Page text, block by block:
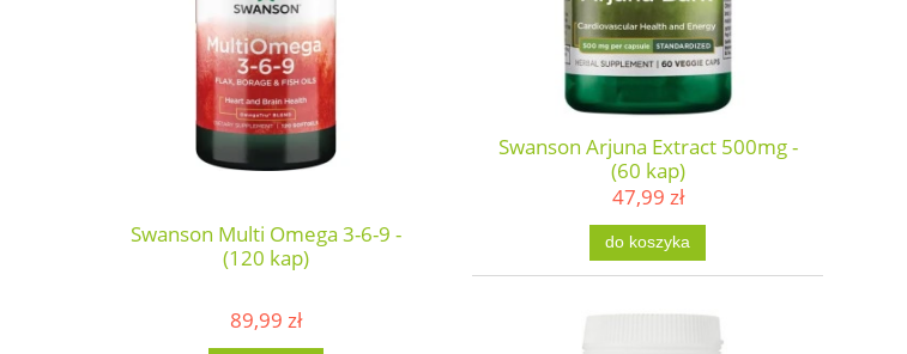
Swanson Multi Omega 3-6-9 -
(120 kap)
89,99 zł
Swanson Arjuna Extract 500mg -
(60 kap)
47,99 zł
do koszyka